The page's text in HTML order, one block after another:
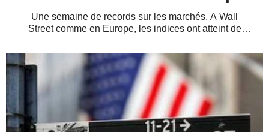
Une semaine de records sur les marchés. A Wall
Street comme en Europe, les indices ont atteint de
d'entreprises et une relative détente de la...